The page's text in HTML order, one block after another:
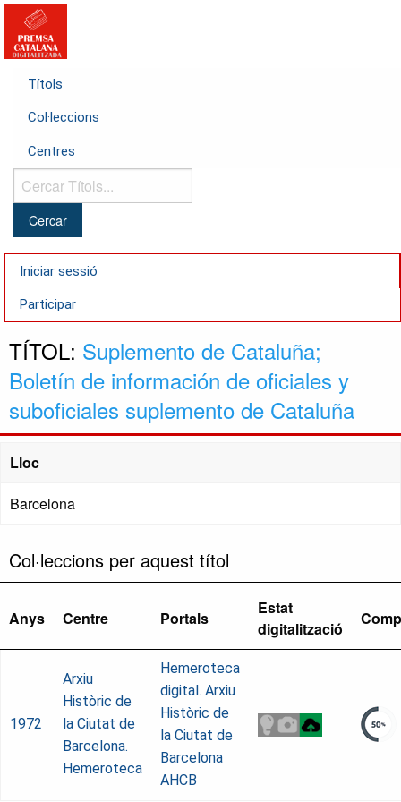
Títols
Col·leccions
Centres
Cercar
Títols...
Iniciar sessió
Participar
TÍTOL: Suplemento de Cataluña;
Boletín de información de oficiales y
suboficiales suplemento de Cataluña
Lloc
Barcelona
Col·leccions per aquest títol
Anys Centre Portals
Estat
digitalització
1972
Arxiu
Històric de
la Ciutat de
Barcelona.
Hemeroteca
Hemeroteca
digital. Arxiu
Històric de
la Ciutat de
Barcelona
AHCB